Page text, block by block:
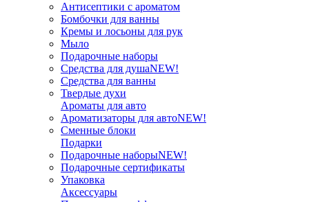
Антисептики с ароматом
Бомбочки для ванны
Кремы и лосьоны для рук
Мыло
Подарочные наборы
Средства для душаNEW!
Средства для ванны
Твердые духи
Ароматы для авто
Ароматизаторы для автоNEW!
Сменные блоки
Подарки
Подарочные наборыNEW!
Подарочные сертификаты
Упаковка
Аксессуары